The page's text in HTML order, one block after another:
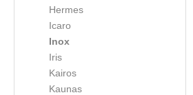
Hermes
Icaro
Inox
Iris
Kairos
Kaunas